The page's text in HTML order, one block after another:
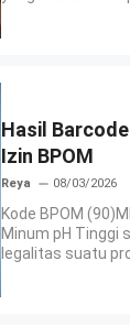
Hasil
Izin BPOM
Reya 08/03/2026
Kode BPOM
Minum pH Tinggi
legalitas suatu